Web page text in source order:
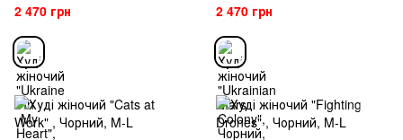
2 470 грн 2 470 грн